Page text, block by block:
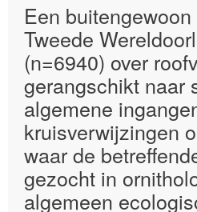
Een
Tweede
(n=6940) over
gerangschikt naar
algemene
kruisverwijzingen
waar de
gezocht in
algemeen